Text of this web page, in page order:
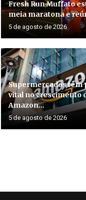
Fresh Run Muffato
meia maratona e
5 de agosto de 2026
Supermercados têm
vital no crescimento
Amazon...
5 de agosto de 2026